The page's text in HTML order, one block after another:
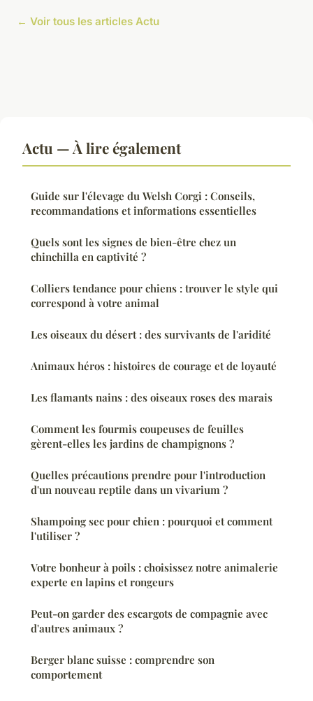
← Voir tous les articles Actu
Actu — À lire également
Guide sur l'élevage du Welsh Corgi : Conseils,
recommandations et informations essentielles
Quels sont les signes de bien-être chez un
chinchilla en captivité ?
Colliers tendance pour chiens : trouver le style qui
correspond à votre animal
Les oiseaux du désert : des survivants de l'aridité
Animaux héros : histoires de courage et de loyauté
Les flamants nains : des oiseaux roses des marais
Comment les fourmis coupeuses de feuilles
gèrent-elles les jardins de champignons ?
Quelles précautions prendre pour l'introduction
d'un nouveau reptile dans un vivarium ?
Shampoing sec pour chien : pourquoi et comment
l'utiliser ?
Votre bonheur à poils : choisissez notre animalerie
experte en lapins et rongeurs
Peut-on garder des escargots de compagnie avec
d'autres animaux ?
Berger blanc suisse : comprendre son
comportement